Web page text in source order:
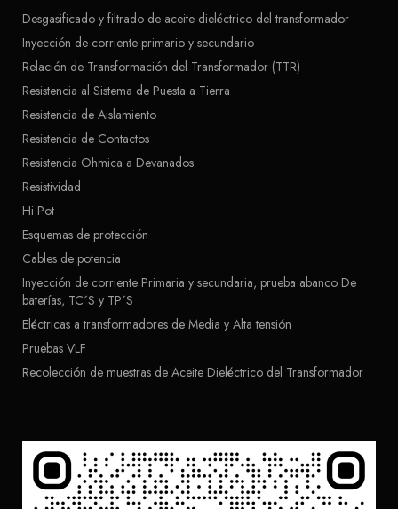
Desgasificado y filtrado de aceite dieléctrico del transformador
Inyección de corriente primario y secundario
Relación de Transformación del Transformador (TTR)
Resistencia al Sistema de Puesta a Tierra
Resistencia de Aislamiento
Resistencia de Contactos
Resistencia Ohmica a Devanados
Resistividad
Hi Pot
Esquemas de protección
Cables de potencia
Inyección de corriente Primaria y secundaria, prueba abanco De
baterías, TC´S y TP´S
Eléctricas a transformadores de Media y Alta tensión
Pruebas VLF
Recolección de muestras de Aceite Dieléctrico del Transformador